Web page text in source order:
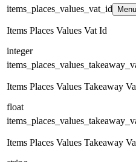
items_places_values_vat_id
Items Places Values Vat Id
integer
Items Places Values Takeaway
float
Items Places Values Takeaway